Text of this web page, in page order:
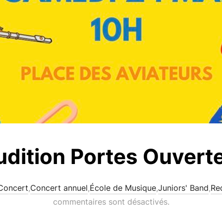
Portes
,Concert annuel,École de Musique,Juniors' Band,
commentaires sont désactivés.